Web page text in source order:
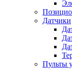
Датчики
Пульты